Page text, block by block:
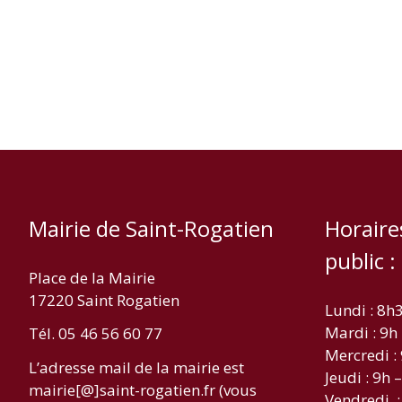
Mairie de Saint-Rogatien
Place de la Mairie
17220 Saint Rogatien
Tél. 05 46 56 60 77
L’adresse mail de la mairie est
mairie[@]saint-rogatien.fr (vous
public :
Lundi :
Mardi : 9h
Mercredi :
Jeudi : 9h